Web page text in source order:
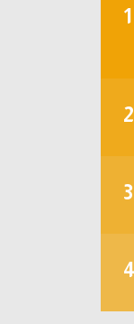
1
2
3
4